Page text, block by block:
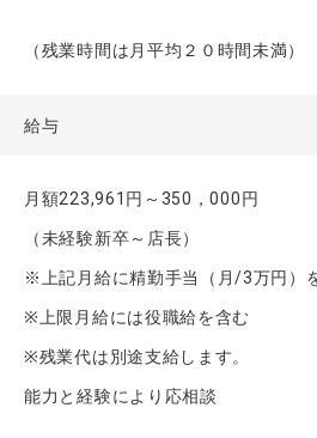
（残業時間は月平均２０時間未満）
給与
月額223,961円～350，000円
（未経験新卒～店長）
※上記月給に精勤手当（月/3万円）
※上限月給には役職給を含む
※残業代は別途支給します。
能力と経験により応相談